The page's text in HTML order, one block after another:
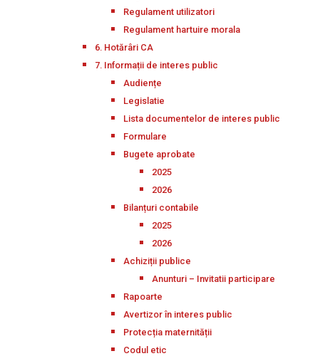
Regulament utilizatori
Regulament hartuire morala
6. Hotărâri CA
7. Informații de interes public
Audiențe
Legislatie
Lista documentelor de interes public
Formulare
Bugete aprobate
2025
2026
Bilanțuri contabile
2025
2026
Achiziții publice
Anunturi – Invitatii participare
Rapoarte
Avertizor în interes public
Protecția maternității
Codul etic